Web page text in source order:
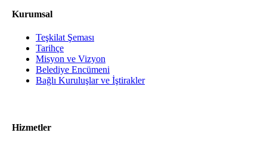
Kurumsal
Teşkilat Şeması
Tarihçe
Misyon ve Vizyon
Belediye Encümeni
Bağlı Kuruluşlar ve İştirakler
Hizmetler